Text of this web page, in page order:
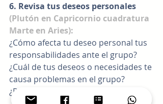
6. Revisa tus deseos personales
(Plutón en Capricornio cuadratura
Marte en Aries):
¿Cómo afecta tu deseo personal tus
responsabilidades ante el grupo?
¿Cuál de tus deseos o necesidades te
causa problemas en el grupo?
¿Por qué necesitas tanto eso?